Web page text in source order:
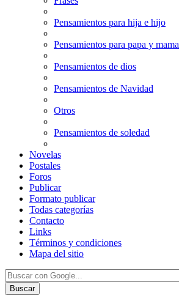
Pensamientos para hija e hijo
Pensamientos para papa y mama
Pensamientos de dios
Pensamientos de Navidad
Otros
Pensamientos de soledad
Novelas
Postales
Foros
Publicar
Formato publicar
Todas categorías
Contacto
Links
Términos y condiciones
Mapa del sitio
Buscar